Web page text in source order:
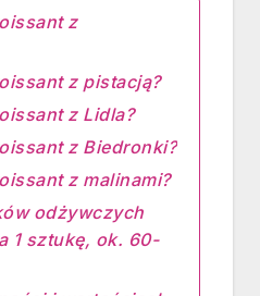
z
z pistacją?
z Lidla?
z Biedronki?
z malinami?
odżywczych
1 sztukę, ok. 60-